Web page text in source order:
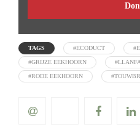
TAGS #ECODUCT
#GRIJZE EEKHOORN
#RODE EEKHOORN